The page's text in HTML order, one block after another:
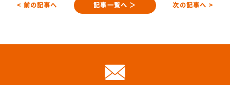
< 前の記事へ 記事一覧へ ＞ 次の記事へ >